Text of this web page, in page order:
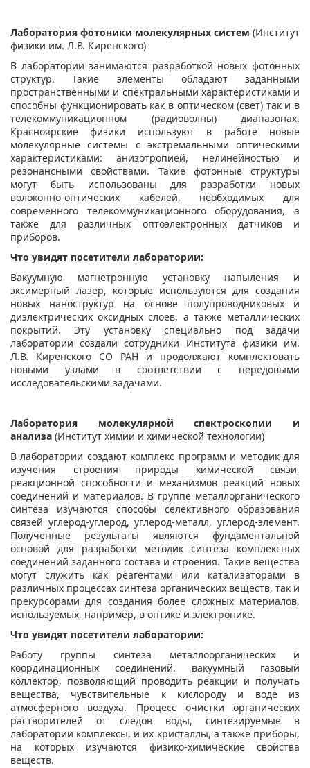
Лаборатория фотоники молекулярных систем (Институт
физики им. Л.В. Киренского)
В лаборатории занимаются разработкой новых фотонных
структур. Такие элементы обладают заданными
пространственными и спектральными характеристиками и
способны функционировать как в оптическом (свет) так и в
телекоммуникационном (радиоволны) диапазонах.
Красноярские физики используют в работе новые
молекулярные системы с экстремальными оптическими
характеристиками: анизотропией, нелинейностью и
резонансными свойствами. Такие фотонные структуры
могут быть использованы для разработки новых
волоконно-оптических кабелей, необходимых для
современного телекоммуникационного оборудования, а
также для различных оптоэлектронных датчиков и
приборов.
Что увидят посетители лаборатории:
Вакуумную магнетронную установку напыления и
эксимерный лазер, которые используются для создания
новых наноструктур на основе полупроводниковых и
диэлектрических оксидных слоев, а также металлических
покрытий. Эту установку специально под задачи
лаборатории создали сотрудники Института физики им.
Л.В. Киренского СО РАН и продолжают комплектовать
новыми узлами в соответствии с передовыми
исследовательскими задачами.
Лаборатория молекулярной спектроскопии и
анализа (Институт химии и химической технологии)
В лаборатории создают комплекс программ и методик для
изучения строения природы химической связи,
реакционной способности и механизмов реакций новых
соединений и материалов. В группе металлорганического
синтеза изучаются способы селективного образования
связей углерод-углерод, углерод-металл, углерод-элемент.
Полученные результаты являются фундаментальной
основой для разработки методик синтеза комплексных
соединений заданного состава и строения. Такие вещества
могут служить как реагентами или катализаторами в
различных процессах синтеза органических веществ, так и
прекурсорами для создания более сложных материалов,
используемых, например, в оптике и электронике.
Что увидят посетители лаборатории:
Работу группы синтеза металлоорганических и
координационных соединений. вакуумный газовый
коллектор, позволяющий проводить реакции и получать
вещества, чувствительные к кислороду и воде из
атмосферного воздуха. Процесс очистки органических
растворителей от следов воды, синтезируемые в
лаборатории комплексы, и их кристаллы, а также приборы,
на которых изучаются физико-химические свойства
веществ.